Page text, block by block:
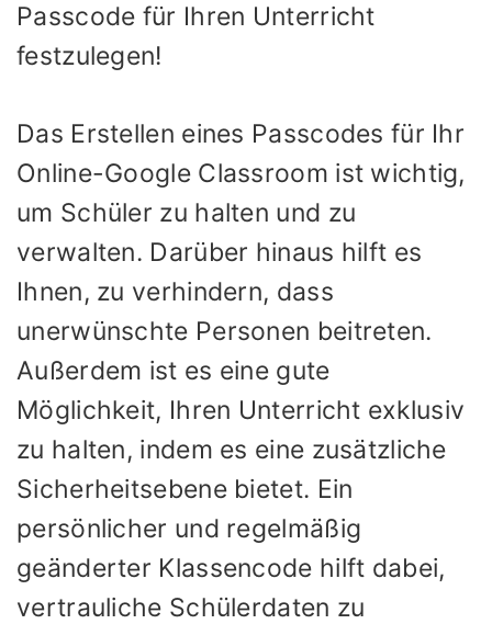
Passcode für Ihren Unterricht
festzulegen!
Das Erstellen eines Passcodes für Ihr
Online-Google Classroom ist wichtig,
um Schüler zu halten und zu
verwalten. Darüber hinaus hilft es
Ihnen, zu verhindern, dass
unerwünschte Personen beitreten.
Außerdem ist es eine gute
Möglichkeit, Ihren Unterricht exklusiv
zu halten, indem es eine zusätzliche
Sicherheitsebene bietet. Ein
persönlicher und regelmäßig
geänderter Klassencode hilft dabei,
vertrauliche Schülerdaten zu